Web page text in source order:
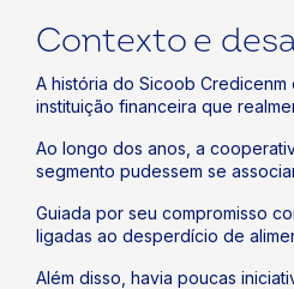
Contexto e
A história do Sicoob
instituição financeira que
Ao longo dos anos, a
segmento pudessem se
Guiada por seu compromisso
ligadas ao desperdício de
Além disso, havia poucas